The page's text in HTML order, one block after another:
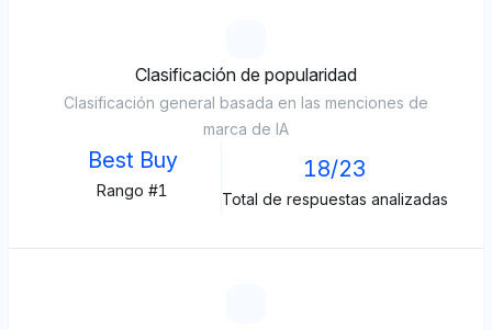
Clasificación de popularidad
Clasificación general basada en las menciones de
marca de IA
Best Buy
Rango #1
18/23
Total de respuestas analizadas